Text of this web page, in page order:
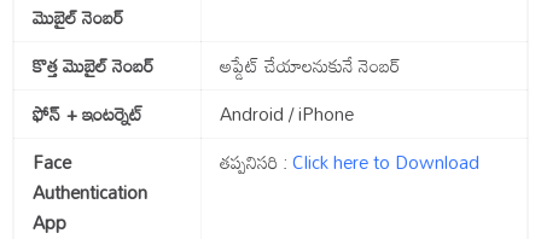
మొబైల్ నెంబర్
కొత్త మొబైల్ నెంబర్
అప్డేట్ చేయాలనుకునే నెంబర్
ఫోన్ + ఇంటర్నెట్
Android / iPhone
Face
Authentication
App
తప్పనిసరి :Click here to Download